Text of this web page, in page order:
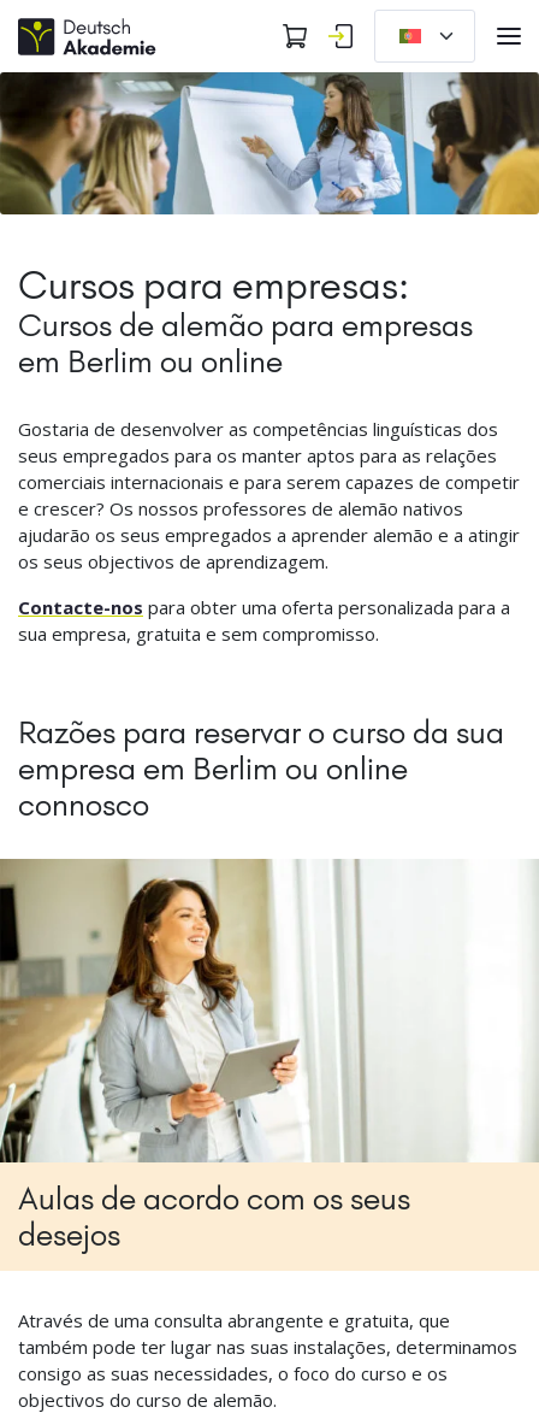
Cursos para empresas:
Cursos de alemão para empresas
em Berlim ou online
Gostaria de desenvolver as competências linguísticas dos
seus empregados para os manter aptos para as relações
comerciais internacionais e para serem capazes de competir
e crescer? Os nossos professores de alemão nativos
ajudarão os seus empregados a aprender alemão e a atingir
os seus objectivos de aprendizagem.
Contacte-nos para obter uma oferta personalizada para a
sua empresa, gratuita e sem compromisso.
Razões para reservar o curso da sua
empresa em Berlim ou online
connosco
Aulas de acordo com os seus
desejos
Através de uma consulta abrangente e gratuita, que
também pode ter lugar nas suas instalações, determinamos
consigo as suas necessidades, o foco do curso e os
objectivos do curso de alemão.